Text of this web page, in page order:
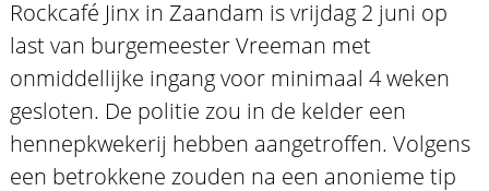
Rockcafé Jinx in Zaandam is vrijdag 2 juni op
last van burgemeester Vreeman met
onmiddellijke ingang voor minimaal 4 weken
gesloten. De politie zou in de kelder een
hennepkwekerij hebben aangetroffen. Volgens
een betrokkene zouden na een anonieme tip